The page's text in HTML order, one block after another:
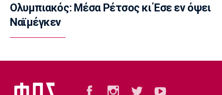
23:45
Super League 1
Βόλος: Ανακοίνωσε χορηγική συμφωνία
23:20
Ολυμπιακός: Μέσα Ρέτσος κι Έσε εν όψει
Ναϊμέγκεν